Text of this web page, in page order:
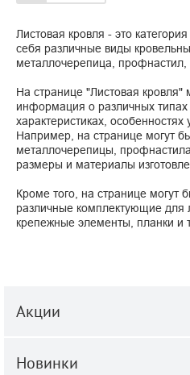
Листовая кровля - это
себя различные виды
металлочерепица, профнастил,
На странице "Листовая кровля"
информация о различных типах
характеристиках, особенностях
Например, на странице могут
металлочерепицы,
размеры и материалы
Кроме того, на странице могут
различные комплектующие для
крепежные элементы, планки и
Акции
Новинки